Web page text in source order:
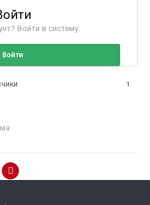
Войти в систему.
Войти
1